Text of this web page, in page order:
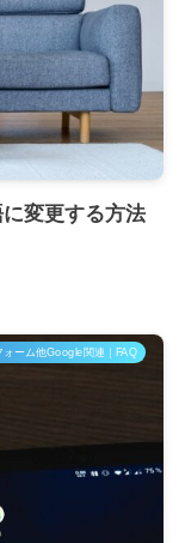
変更する方法
ォーム他Google関連｜FAQ